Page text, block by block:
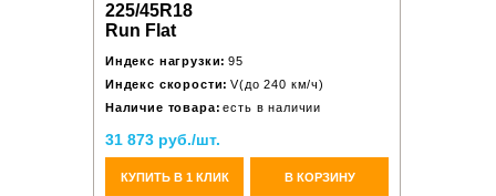
225/45R18
Run Flat
Индекс нагрузки: 95
Индекс скорости: V(до 240 км/ч)
Наличие товара: есть в наличии
31 873 руб./шт.
КУПИТЬ В 1 КЛИК В КОРЗИНУ